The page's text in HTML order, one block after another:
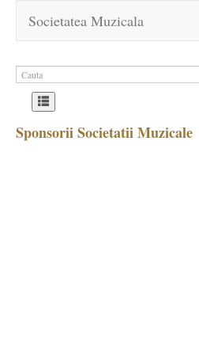
Societatea Muzicala
Sponsorii Societatii Muzicale